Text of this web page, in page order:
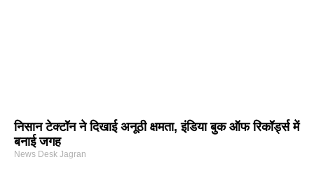
निसान टेक्टॉन ने दिखाई अनूठी क्षमता, इंडिया बुक ऑफ रिकॉर्ड्स में
बनाई जगह
News Desk Jagran